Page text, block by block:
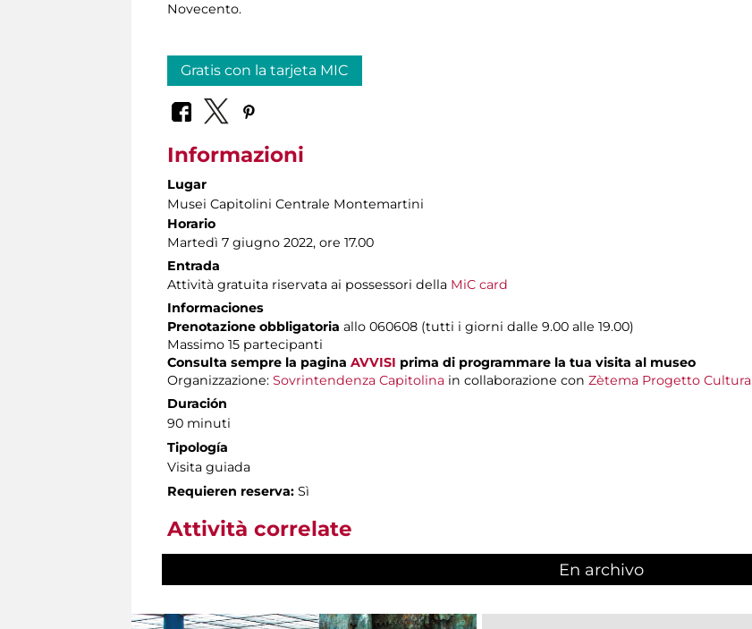
Novecento.
Gratis con la tarjeta MIC
Informazioni
Lugar
Musei Capitolini Centrale Montemartini
Horario
Martedì 7 giugno 2022, ore 17.00
Entrada
Attività gratuita riservata ai possessori della MiC card
Informaciones
Prenotazione obbligatoria allo 060608 (tutti i giorni dalle 9.00 alle 19.00)
Massimo 15 partecipanti
Consulta sempre la pagina AVVISI prima di programmare la tua visita al museo
Organizzazione: Sovrintendenza Capitolina in collaborazione con Zètema Progetto Cultura
Duración
90 minuti
Tipología
Visita guiada
Requieren reserva: Sì
Attività correlate
En archivo